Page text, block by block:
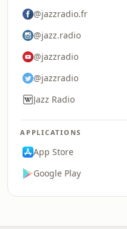
@jazzradio.fr
@jazz.radio
@jazzradio
@jazzradio
Jazz Radio
APPLICATIONS
App Store
Google Play